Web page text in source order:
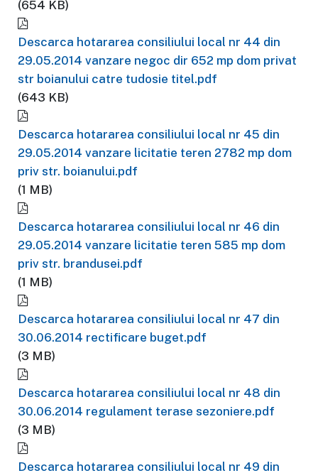
(654 KB)
Descarca hotararea consiliului local nr 44 din
29.05.2014 vanzare negoc dir 652 mp dom privat
str boianului catre tudosie titel.pdf
(643 KB)
Descarca hotararea consiliului local nr 45 din
29.05.2014 vanzare licitatie teren 2782 mp dom
priv str. boianului.pdf
(1 MB)
Descarca hotararea consiliului local nr 46 din
29.05.2014 vanzare licitatie teren 585 mp dom
priv str. brandusei.pdf
(1 MB)
Descarca hotararea consiliului local nr 47 din
30.06.2014 rectificare buget.pdf
(3 MB)
Descarca hotararea consiliului local nr 48 din
30.06.2014 regulament terase sezoniere.pdf
(3 MB)
Descarca hotararea consiliului local nr 49 din